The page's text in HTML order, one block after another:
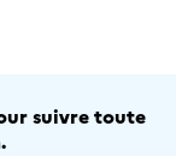
suivre toute